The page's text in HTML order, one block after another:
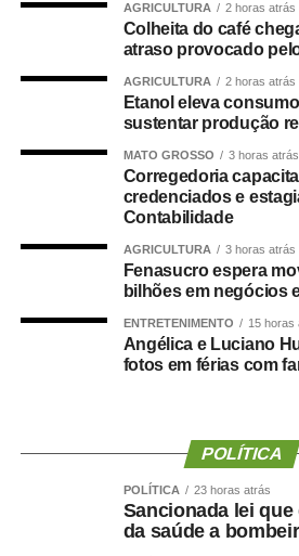
evidências mostram que essa
estar associada a maior risco de
O que a ciência
Um grande estudo publicado na
avaliou dados de centenas
pessoas e analisou a relação entre
força muscular e desenvolvimento
Os resultados mostraram que tanto
quanto a obesidade sarcopênica
um risco maior de declínio
longo dos anos ,maior foi o risco
AGRICULTURA 2 horas atrás
Colheita do café
atraso provocado
AGRICULTURA 2 horas atrás
Etanol eleva
sustentar produção
MATO GROSSO 3 horas atrás
Corregedoria
credenciados e
Contabilidade
AGRICULTURA 3 horas atrás
Fenasucro espera
bilhões em negócios
ENTRETENIMENTO 15 horas
Angélica e Luciano
fotos em férias com
POLÍTICA
POLÍTICA 23 horas atrás
Sancionada lei
da saúde a